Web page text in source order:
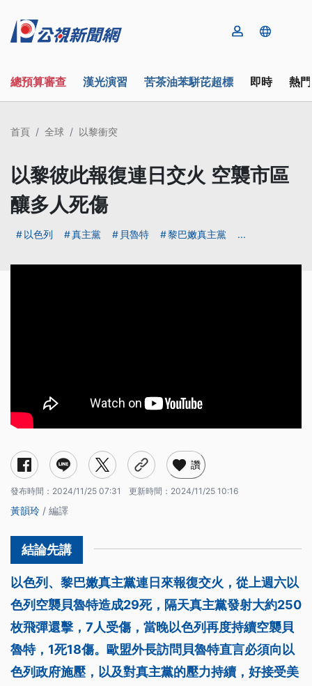
總預算審查 漢光演習 苦茶油苯駢芘超標 即時 熱
首頁 全球 以黎衝突
以黎彼此報復連日交火 空襲市區
釀多人死傷
以色列 真主黨 貝魯特 黎巴嫩真主黨 ...
讚
發布時間： 2024/11/25 07:31 更新時間： 2024/11/25 10:16
黃韻玲 / 編譯
以色列、黎巴嫩真主黨連日來報復交火，從上週六以
色列空襲貝魯特造成29死，隔天真主黨發射大約250
枚飛彈還擊，7人受傷，當晚以色列再度持續空襲貝
魯特，1死18傷。歐盟外長訪問貝魯特直言必須向以
色列政府施壓，以及對真主黨的壓力持續，好接受美